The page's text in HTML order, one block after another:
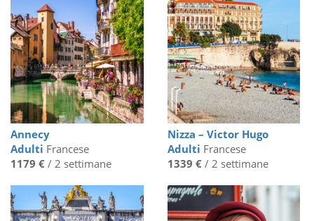
Annecy
Adulti Francese
1179 € / 2 settimane
Nizza – Victor Hugo
Adulti Francese
1339 €/ 2 settimane